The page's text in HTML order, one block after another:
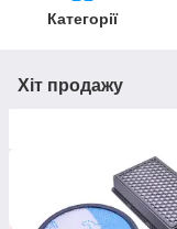
Категорії
Хіт продажу